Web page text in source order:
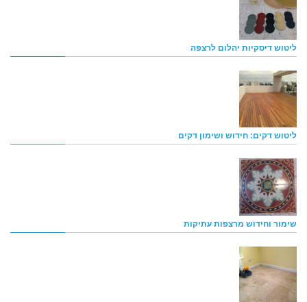
ליטוש דיסקיות יהלום לרצפה
ליטוש דקים: חידוש ושימון דקים
שימור וחידוש מרצפות עתיקות